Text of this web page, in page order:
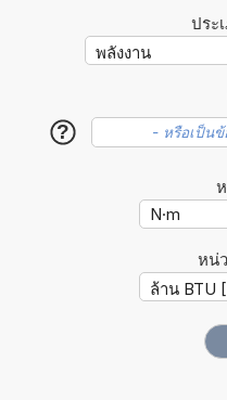
ประ
?
หน่